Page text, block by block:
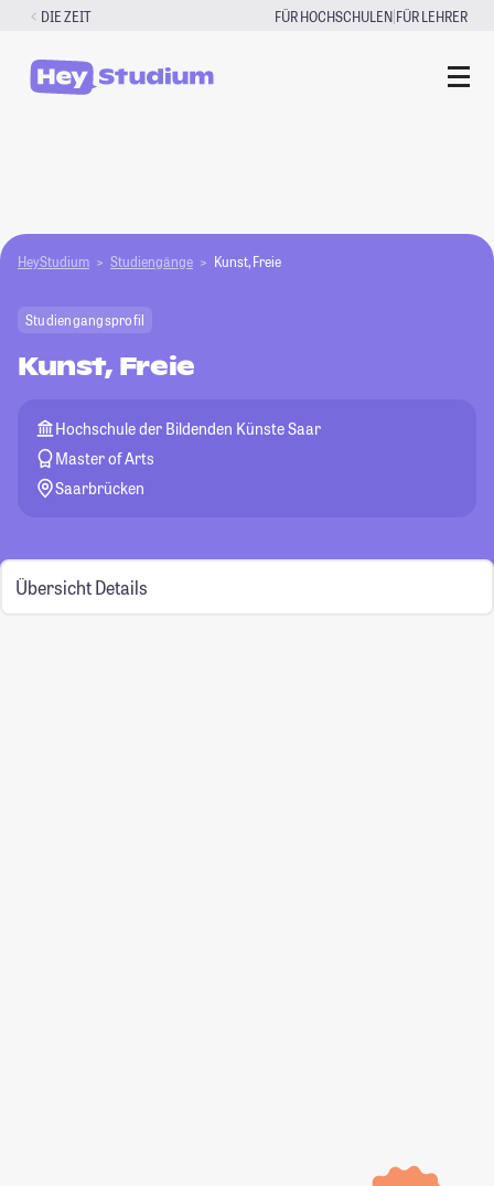
Zum
springen
DIE ZEIT FÜR HOCHSCHULEN|FÜR LEHRER
HeyStudium Studiengänge Kunst, Freie
Studiengangsprofil
Kunst, Freie
Hochschule der Bildenden Künste Saar
Master of Arts
Saarbrücken
Übersicht Details